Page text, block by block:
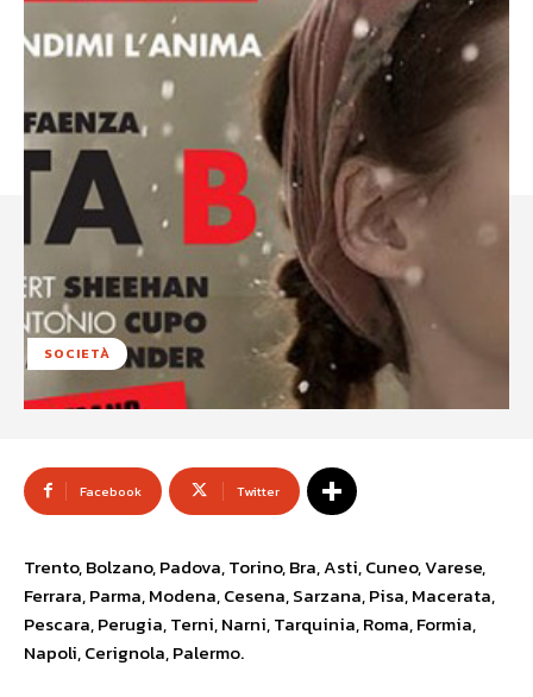
SOCIETÀ
Facebook Twitter
Trento, Bolzano, Padova, Torino, Bra, Asti, Cuneo, Varese,
Ferrara, Parma, Modena, Cesena, Sarzana, Pisa, Macerata,
Pescara, Perugia, Terni, Narni, Tarquinia, Roma, Formia,
Napoli, Cerignola, Palermo.